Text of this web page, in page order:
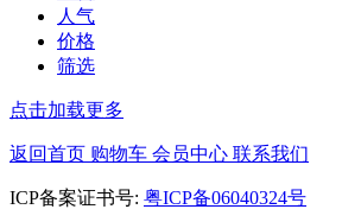
人气
价格
筛选
点击加载更多
返回首页 购物车 会员中心 联系我们
ICP备案证书号: 粤ICP备06040324号